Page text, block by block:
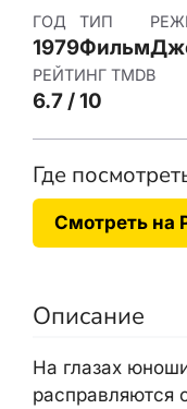
ГОД
1979
ТИП
Фильм
РЕЙТИНГ TMDB
6.7 / 10
Где
Смотреть на
Описание
На глазах